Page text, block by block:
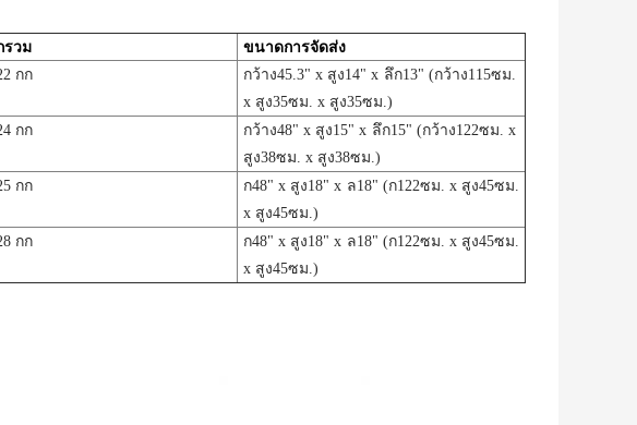
วม
ขนาดการจัดส่ง
กก
กว้าง45.3" x สูง14" x ลึก13" (กว้าง115ซม.
x สูง35ซม. x สูง35ซม.)
กก
กว้าง48" x สูง15" x ลึก15" (กว้าง122ซม. x
สูง38ซม. x สูง38ซม.)
กก
ก48" x สูง18" x ล18" (ก122ซม. x สูง45ซม.
x สูง45ซม.)
กก
ก48" x สูง18" x ล18" (ก122ซม. x สูง45ซม.
x สูง45ซม.)